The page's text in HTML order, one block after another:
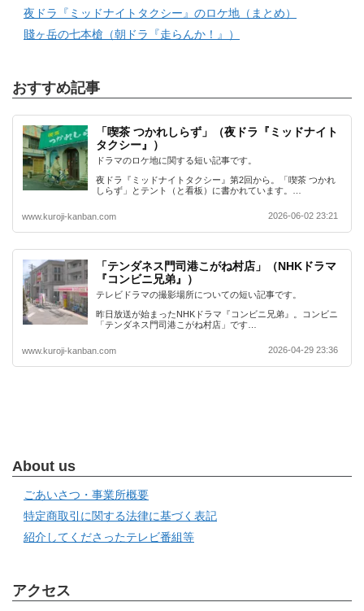
夜ドラ『ミッドナイトタクシー』のロケ地（まとめ）
賤ヶ岳の七本槍（朝ドラ『走らんか！』）
おすすめ記事
「喫茶 つかれしらず」（夜ドラ『ミッドナイト
タクシー』）
ドラマのロケ地に関する短い記事です。
夜ドラ『ミッドナイトタクシー』第2回から。「喫茶 つかれ
しらず」とテント（と看板）に書かれています。…
www.kuroji-kanban.com 2026-06-02 23:21
「テンダネス門司港こがね村店」（NHKドラマ
『コンビニ兄弟』）
テレビドラマの撮影場所についての短い記事です。
昨日放送が始まったNHKドラマ『コンビニ兄弟』。コンビニ
「テンダネス門司港こがね村店」です…
www.kuroji-kanban.com 2026-04-29 23:36
About us
ごあいさつ・事業所概要
特定商取引に関する法律に基づく表記
紹介してくださったテレビ番組等
アクセス